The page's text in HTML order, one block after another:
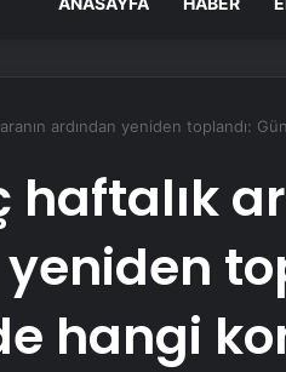
ardından yeniden toplandı:
haftalık
hangi